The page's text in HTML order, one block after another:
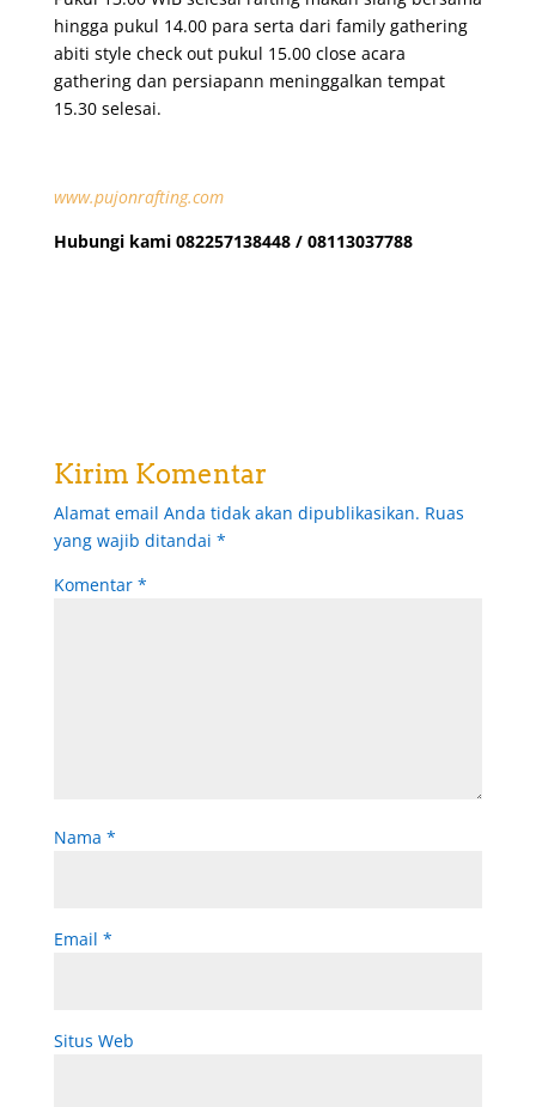
hingga pukul 14.00 para serta dari family gathering
abiti style check out pukul 15.00 close acara
gathering dan persiapann meninggalkan tempat
15.30 selesai.
www.pujonrafting.com
Hubungi kami 082257138448 / 08113037788
Kirim Komentar
Alamat email Anda tidak akan dipublikasikan. Ruas
yang wajib ditandai *
Komentar *
Nama *
Email *
Situs Web